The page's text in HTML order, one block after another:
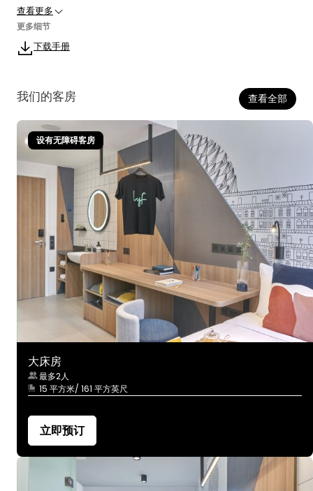
查看更多
更多细节
下载手册
我们的客房 查看全部
设有无障碍客房
大床房
最多2人
15 平方米/ 161 平方英尺
立即预订